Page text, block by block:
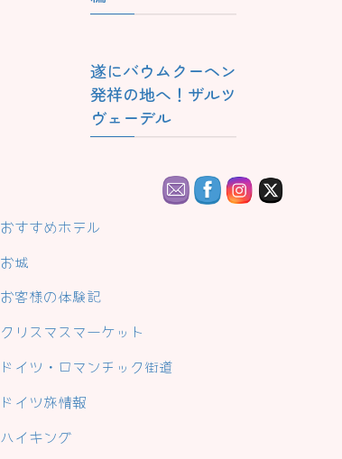
遂にバウムクーヘン
発祥の地へ！ザルツ
ヴェーデル
おすすめホテル
お城
お客様の体験記
クリスマスマーケット
ドイツ・ロマンチック街道
ドイツ旅情報
ハイキング